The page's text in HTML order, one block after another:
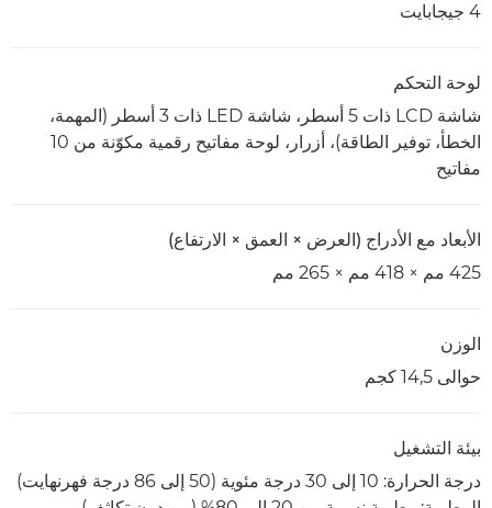
4 جيجابايت
لوحة التحكم
شاشة LCD ذات 5 أسطر، شاشة LED ذات 3 أسطر (المهمة،
الخطأ، توفير الطاقة)، أزرار، لوحة مفاتيح رقمية مكوّنة من 10
مفاتيح
الأبعاد مع الأدراج (العرض × العمق × الارتفاع)
425 مم × 418 مم × 265 مم
الوزن
حوالى 14,5 كجم
بيئة التشغيل
درجة الحرارة: 10 إلى 30 درجة مئوية (50 إلى 86 درجة فهرنهايت)